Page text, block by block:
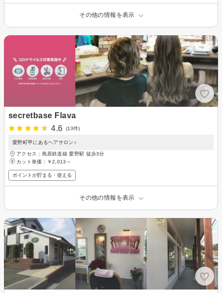
その他の情報を表示
secretbase Flava
4.6
(13件)
愛野町甲にあるヘアサロン♪
アクセス：島原鉄道線 愛野駅 徒歩3分
カット単価： ￥2,013～
ポイントが貯まる・使える
その他の情報を表示